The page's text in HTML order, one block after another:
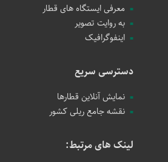
معرفی ایستگاه های قطار
به روایت تصویر
اینفوگرافیک
دسترسی سریع
نمایش آنلاین قطارها
نقشه جامع ریلی کشور
لینک های مرتبط: